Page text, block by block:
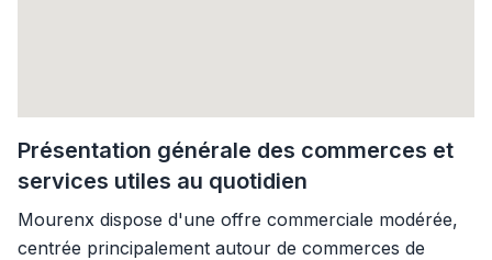
Présentation générale des commerces et
services utiles au quotidien
Mourenx dispose d'une offre commerciale modérée,
centrée principalement autour de commerces de